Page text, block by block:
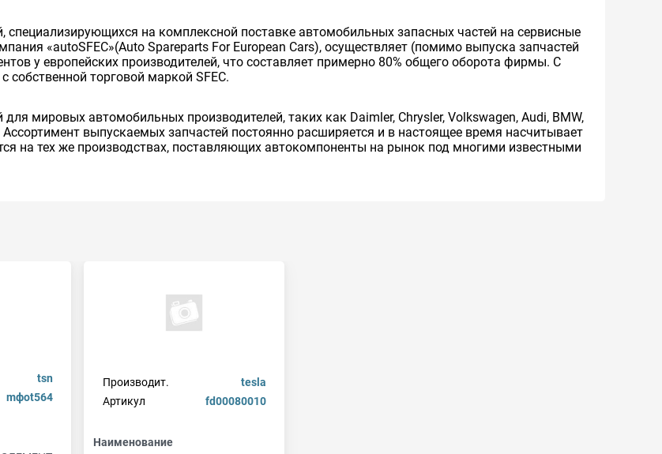
на комплексной поставке автомобильных запасных частей на сервисные
«autoSFEC»(Auto Spareparts For European Cars), осуществляет (помимо выпуска запчастей
у европейских производителей, что составляет примерно 80% общего оборота фирмы. С
торговой маркой SFEC.
мировых автомобильных производителей, таких как Daimler, Chrysler, Volkswagen, Audi, BMW,
выпускаемых запчастей постоянно расширяется и в настоящее время насчитывает
на тех же производствах, поставляющих автокомпоненты на рынок под многими известными
tsn
mфot564
Производит.
tesla
Артикул
fd00080010
Наименование